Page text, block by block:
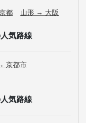
都 山形 → 大阪
気路線
京都市
気路線